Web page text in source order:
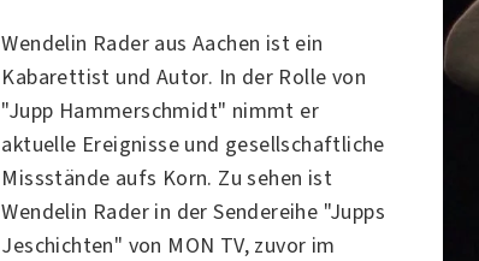
Wendelin Rader aus Aachen ist ein
Kabarettist und Autor. In der Rolle von
"Jupp Hammerschmidt" nimmt er
aktuelle Ereignisse und gesellschaftliche
Missstände aufs Korn. Zu sehen ist
Wendelin Rader in der Sendereihe "Jupps
Jeschichten" von MON TV, zuvor im